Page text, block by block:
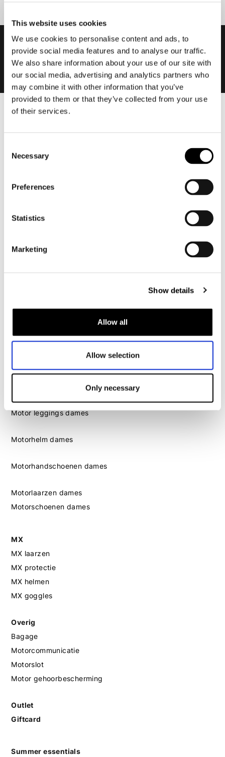
This website uses cookies
We use cookies to personalise content and ads, to
provide social media features and to analyse our traffic.
We also share information about your use of our site with
our social media, advertising and analytics partners who
may combine it with other information that you’ve
provided to them or that they’ve collected from your use
of their services.
Selection
Necessary
Preferences
Statistics
Marketing
Show details
Allow all
Allow selection
Only necessary
Motorbroek heren
Motorjeans heren
Motorhandschoenen heren
Motorkleding dames
Motorbroek dames
Motor leggings dames
Motorhelm dames
Motorhandschoenen dames
Motorlaarzen dames
Motorschoenen dames
MX
MX laarzen
MX protectie
MX helmen
MX goggles
Overig
Bagage
Motorcommunicatie
Motorslot
Motor gehoorbescherming
Outlet
Giftcard
Summer essentials